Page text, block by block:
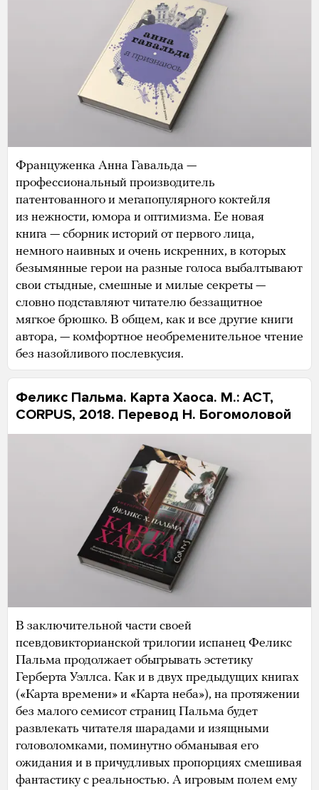
Француженка Анна Гавальда —
профессиональный производитель
патентованного и мегапопулярного коктейля
из нежности, юмора и оптимизма. Ее новая
книга — сборник историй от первого лица,
немного наивных и очень искренних, в которых
безымянные герои на разные голоса выбалтывают
свои стыдные, смешные и милые секреты —
словно подставляют читателю беззащитное
мягкое брюшко. В общем, как и все другие книги
автора, — комфортное необременительное чтение
без назойливого послевкусия.
Феликс Пальма. Карта Хаоса. М.: АСТ,
CORPUS, 2018. Перевод Н. Богомоловой
В заключительной части своей
псевдовикторианской трилогии испанец Феликс
Пальма продолжает обыгрывать эстетику
Герберта Уэллса. Как и в двух предыдущих книгах
(«Карта времени» и «Карта неба»), на протяжении
без малого семисот страниц Пальма будет
развлекать читателя шарадами и изящными
головоломками, поминутно обманывая его
ожидания и в причудливых пропорциях смешивая
фантастику с реальностью. А игровым полем ему